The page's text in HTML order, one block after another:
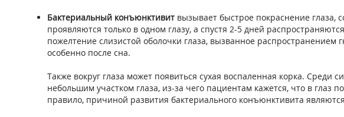
Бактериальный конъюнктивитвызывает быстрое покраснение глаза,
проявляются только в одном глазу, а спустя 2-5 дней
пожелтение слизистой оболочки глаза, вызванное
особенно после сна.
Также вокруг глаза может появиться сухая воспаленная корка. Среди
небольшим участком глаза, из-за чего пациентам кажется, что в
правило, причиной развития бактериального конъюнктивита